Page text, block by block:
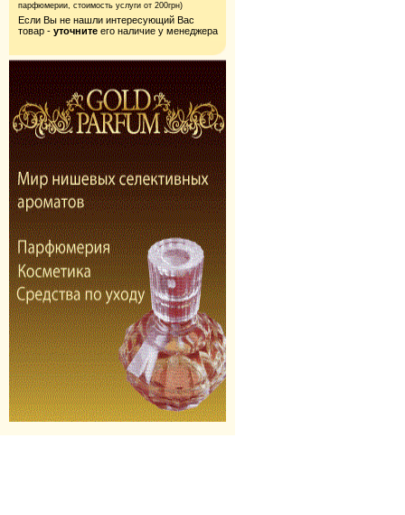
парфюмерии, стоимость услуги от 200грн)
Если Вы не нашли интересующий Вас
товар - уточните его наличие у менеджера